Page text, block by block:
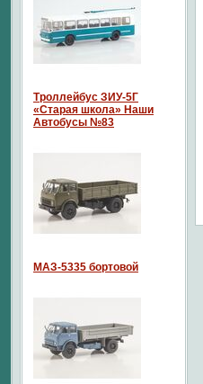
Троллейбус ЗИУ-5Г
«Старая школа» Наши
Автобусы №83
МАЗ-5335 бортовой